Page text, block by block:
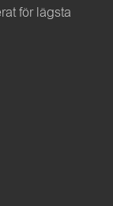
för lägsta